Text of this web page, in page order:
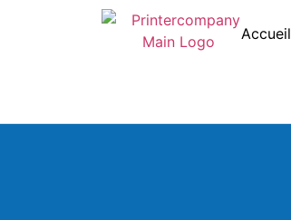
Accueil